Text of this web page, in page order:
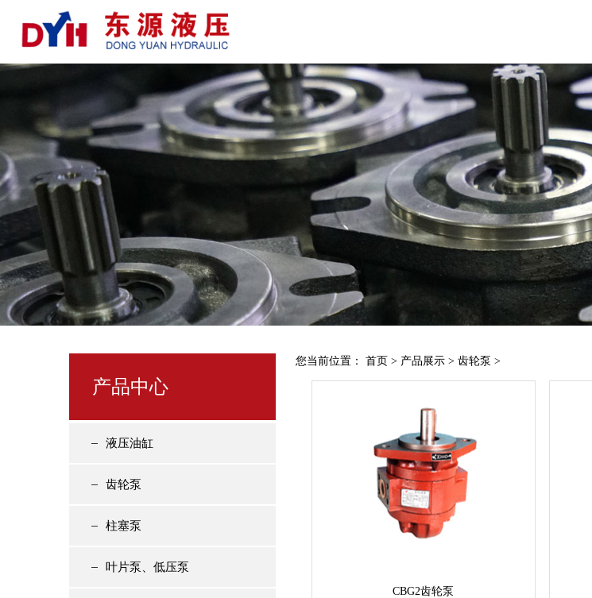
产品中心
液压油缸
齿轮泵
柱塞泵
叶片泵、低压泵
您当前位置： 首页 > 产品展示 > 齿轮泵 >
CBG2齿轮泵